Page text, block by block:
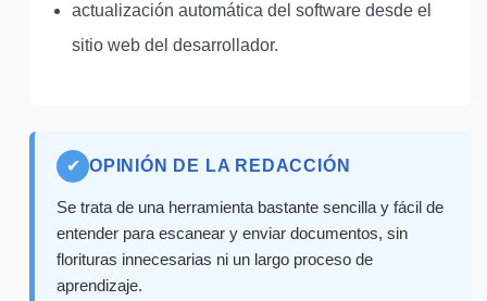
actualización automática del software desde el
sitio web del desarrollador.
✔ OPINIÓN DE LA REDACCIÓN
Se trata de una herramienta bastante sencilla y fácil de
entender para escanear y enviar documentos, sin
florituras innecesarias ni un largo proceso de
aprendizaje.